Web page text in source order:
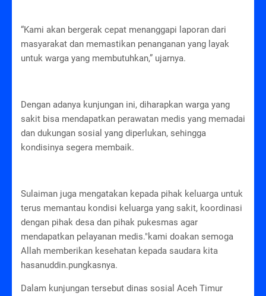
“Kami akan bergerak cepat menanggapi laporan dari
masyarakat dan memastikan penanganan yang layak
untuk warga yang membutuhkan,” ujarnya.
Dengan adanya kunjungan ini, diharapkan warga yang
sakit bisa mendapatkan perawatan medis yang memadai
dan dukungan sosial yang diperlukan, sehingga
kondisinya segera membaik.
Sulaiman juga mengatakan kepada pihak keluarga untuk
terus memantau kondisi keluarga yang sakit, koordinasi
dengan pihak desa dan pihak pukesmas agar
mendapatkan pelayanan medis."kami doakan semoga
Allah memberikan kesehatan kepada saudara kita
hasanuddin.pungkasnya.
Dalam kunjungan tersebut dinas sosial Aceh Timur